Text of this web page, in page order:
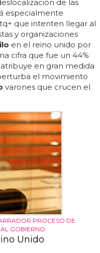
de las
especialmente
que intenten llegar al
y organizaciones
en el reino unido por
cifra que fue un 44%
en gran medida
el movimiento
varones que crucen el
PROCESO DE
GOBIERNO
Unido